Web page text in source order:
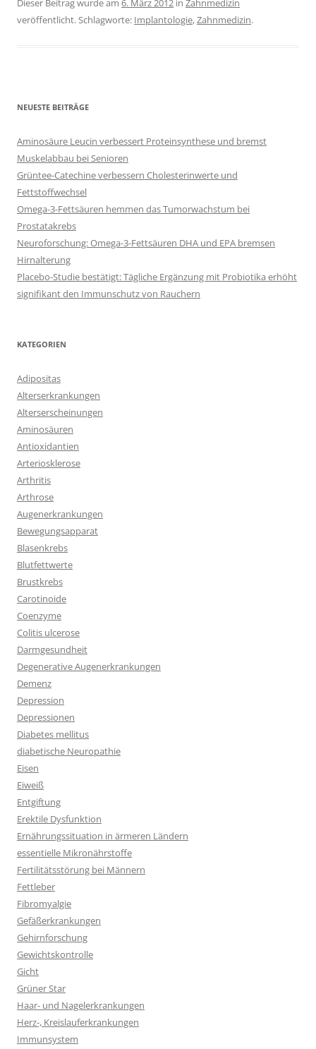
Dieser Beitrag wurde am 6. März 2012 in Zahnmedizin
veröffentlicht. Schlagworte: Implantologie,Zahnmedizin.
NEUESTE BEITRÄGE
Aminosäure Leucin verbessert Proteinsynthese und bremst
Muskelabbau bei Senioren
Grüntee-Catechine verbessern Cholesterinwerte und
Fettstoffwechsel
Omega-3-Fettsäuren hemmen das Tumorwachstum bei
Prostatakrebs
Neuroforschung: Omega-3-Fettsäuren DHA und EPA bremsen
Hirnalterung
Placebo-Studie bestätigt: Tägliche Ergänzung mit Probiotika erhöht
signifikant den Immunschutz von Rauchern
KATEGORIEN
Adipositas
Alterserkrankungen
Alterserscheinungen
Aminosäuren
Antioxidantien
Arteriosklerose
Arthritis
Arthrose
Augenerkrankungen
Bewegungsapparat
Blasenkrebs
Blutfettwerte
Brustkrebs
Carotinoide
Coenzyme
Colitis ulcerose
Darmgesundheit
Degenerative Augenerkrankungen
Demenz
Depression
Depressionen
Diabetes mellitus
diabetische Neuropathie
Eisen
Eiweiß
Entgiftung
Erektile Dysfunktion
Ernährungssituation in ärmeren Ländern
essentielle Mikronährstoffe
Fertilitätsstörung bei Männern
Fettleber
Fibromyalgie
Gefäßerkrankungen
Gehirnforschung
Gewichtskontrolle
Gicht
Grüner Star
Haar- und Nagelerkrankungen
Herz-, Kreislauferkrankungen
Immunsystem